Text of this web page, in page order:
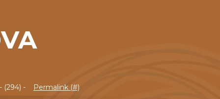
(294) - Permalink (#)